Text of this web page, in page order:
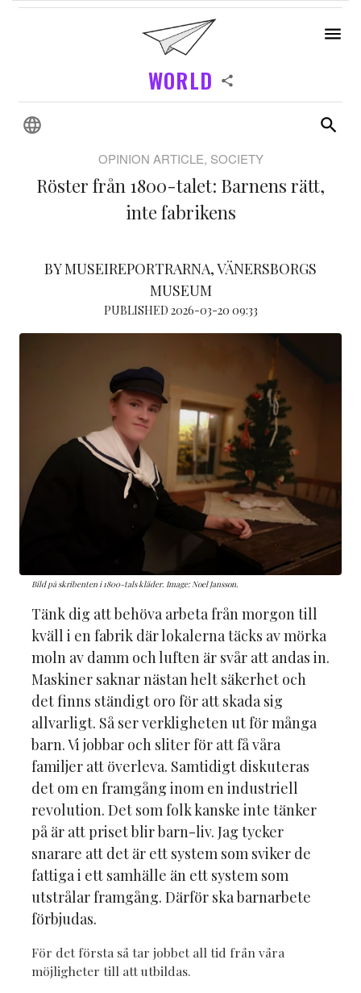
WORLD
OPINION ARTICLE, SOCIETY
Röster från 1800-talet: Barnens rätt,
inte fabrikens
BY MUSEIREPORTRARNA, VÄNERSBORGS
MUSEUM
PUBLISHED 2026-03-20 09:33
Bild på skribenten i 1800-tals kläder. Image: Noel Jansson.
Tänk dig att behöva arbeta från morgon till
kväll i en fabrik där lokalerna täcks av mörka
moln av damm och luften är svår att andas in.
Maskiner saknar nästan helt säkerhet och
det finns ständigt oro för att skada sig
allvarligt. Så ser verkligheten ut för många
barn. Vi jobbar och sliter för att få våra
familjer att överleva. Samtidigt diskuteras
det om en framgång inom en industriell
revolution. Det som folk kanske inte tänker
på är att priset blir barn-liv. Jag tycker
snarare att det är ett system som sviker de
fattiga i ett samhälle än ett system som
utstrålar framgång. Därför ska barnarbete
förbjudas.
För det första så tar jobbet all tid från våra
möjligheter till att utbildas.